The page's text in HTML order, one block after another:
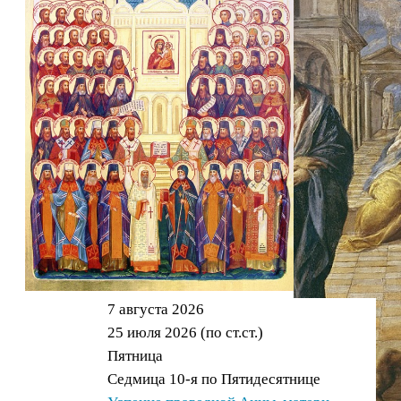
7 августа 2026
25 июля 2026 (по ст.ст.)
Пятница
Седмица 10-я по Пятидесятнице